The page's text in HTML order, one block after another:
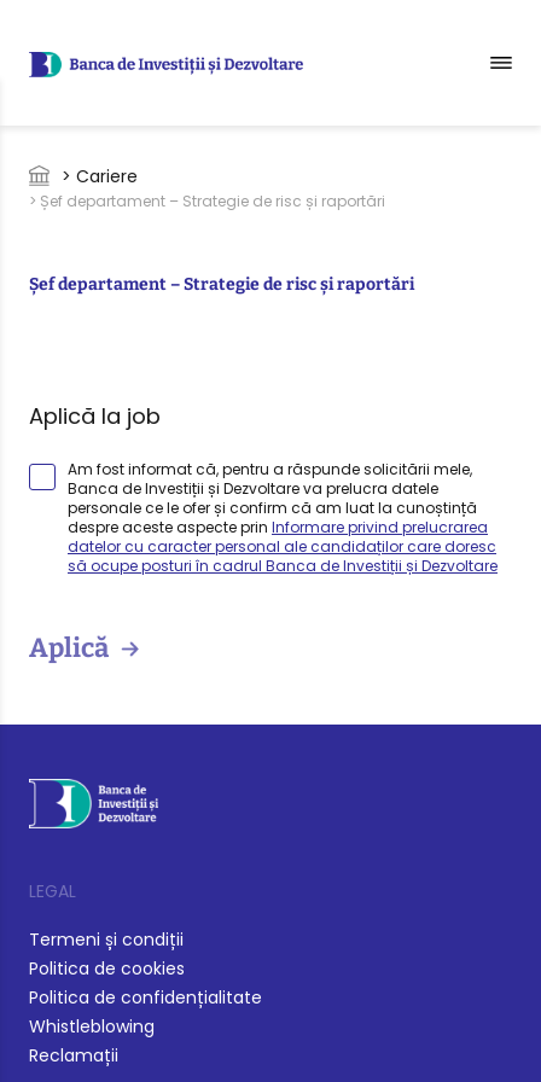
Breadcrumb
> Cariere
> Șef departament – Strategie de risc și raportări
Șef departament – Strategie de risc și raportări
Aplică la job
Am fost informat că, pentru a răspunde solicitării mele,
Banca de Investiții și Dezvoltare va prelucra datele
personale ce le ofer și confirm că am luat la cunoștință
despre aceste aspecte prin Informare privind prelucrarea
datelor cu caracter personal ale candidaților care doresc
să ocupe posturi în cadrul Banca de Investiții și Dezvoltare
Aplică
LEGAL
Termeni și condiții
Politica de cookies
Politica de confidențialitate
Whistleblowing
Reclamații